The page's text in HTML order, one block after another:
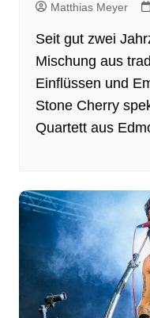
Matthias Meyer
Seit gut zwei
Mischung aus
Einflüssen und
Stone Cherry
Quartett aus